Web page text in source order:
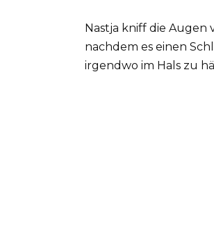
Nastja kniff die Augen
nachdem es einen
irgendwo im Hals zu